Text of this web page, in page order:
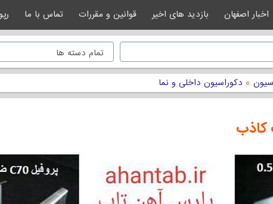
اخبار اصفهان بازدید های اخیر قوانین و مقررات تماس با ما
» دکوراسیون داخلی و نما
کاذب